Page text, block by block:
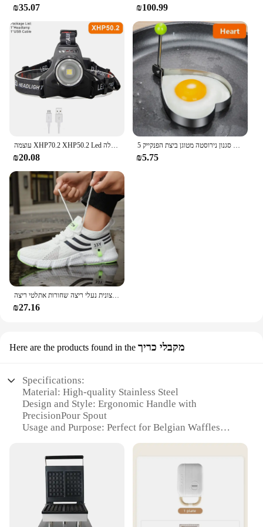
₪35.07 ₪100.99
עוצמה XHP70.2 XHP50.2 Led פנס פנס זום ראש מנורת פנס לפיד 18650 סוללה USB נטענת דיג פנס
₪20.08
5 סגנון נירוסטה מטוגן ביצת הפנקייק Shaper מטבח אביזרי גאדג 'ט טבעות חביתת עובש עובש טיגון ביצת בישול כלים
₪5.75
נעלי ספורט מזדמנים נעלי ספורט נעלי ספורט קלות קלות משקל נעלי ספורט רשת חיצונית נעלי ריצה שחורות אתלטי ריצה
₪27.16
Here are the products found in the מקבלי כריך
Specifications:
Material: High-quality Stainless Steel
Design and Style: Ergonomic Handle with
PrecisionPour Spout
Usage and Purpose: Perfect for Belgian Waffles
Parts and Accessories: Includes Set of 4 Waffle
Molds
Applicable Scenario: Ideal for Commercial and
Home Use
Features:
|Wholesale|Vendors|